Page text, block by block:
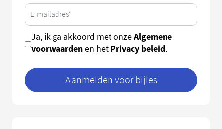
Ja, ik ga akkoord met onzeAlgemene
voorwaardenen het Privacy beleid.
Aanmelden voor bijles